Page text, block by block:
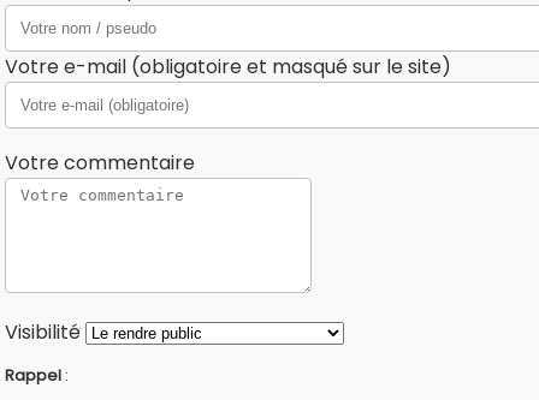
Votre e-mail (obligatoire et masqué sur le site)
Votre commentaire
Visibilité
Rappel :